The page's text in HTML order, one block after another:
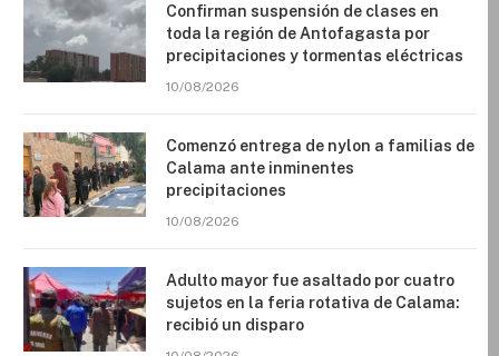
Confirman suspensión de clases en
toda la región de Antofagasta por
precipitaciones y tormentas eléctricas
10/08/2026
Comenzó entrega de nylon a familias de
Calama ante inminentes
precipitaciones
10/08/2026
Adulto mayor fue asaltado por cuatro
sujetos en la feria rotativa de Calama:
recibió un disparo